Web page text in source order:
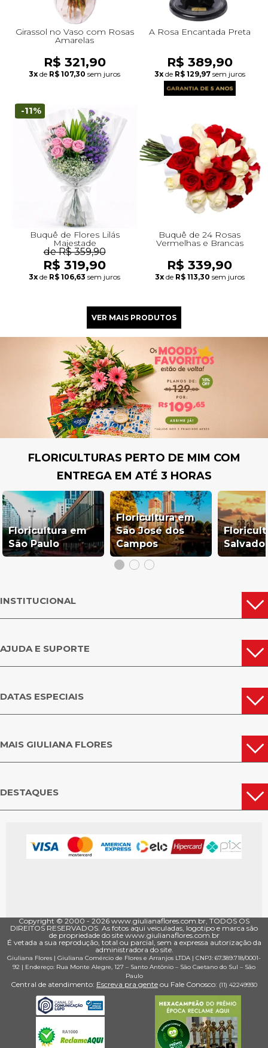
Girassol no Vaso com Rosas
Amarelas
R$ 321,90
3x de R$ 107,30 sem juros
A Rosa Encantada Preta
R$ 389,90
3x de R$ 129,97 sem juros
-11%
Buquê de Flores Lilás
Majestade
de R$ 359,90
R$ 319,90
3x de R$ 106,63 sem juros
Buquê de 24 Rosas
Vermelhas e Brancas
R$ 339,90
3x de R$ 113,30 sem juros
FLORICULTURAS PERTO DE MIM COM
ENTREGA EM ATÉ 3 HORAS
Floricultura em
São Paulo
Floricultura em
São José dos
Campos
INSTITUCIONAL
AJUDA E SUPORTE
DATAS ESPECIAIS
MAIS GIULIANA FLORES
DESTAQUES
Copyright © 2000 - ­2026 www.giulianaflores.com.br, TODOS OS
DIREITOS RESERVADOS. As fotos aqui veiculadas, logotipo e marca são
de propriedade do site www.giulianaflores.com.br
É vetada a sua reprodução, total ou parcial, sem a expressa autorização da
administradora do site.
Giuliana Flores | Giuliana Comércio de Flores e Arranjos LTDA | CNPJ: 67.389.718/0001­
92 | Endereço: Rua Monte Alegre, 127 – Santo Antônio – São Caetano do Sul – São
Paulo
Central de atendimento: Escreva pra gente ou Fale Conosco: (11) 4224­9930